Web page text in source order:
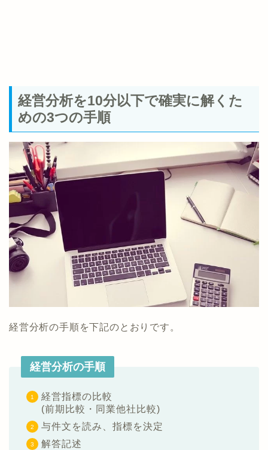
経営分析を10分以下で確実に解くた
めの3つの手順
経営分析の手順を下記のとおりです。
経営分析の手順
経営指標の比較
(前期比較・同業他社比較)
与件文を読み、指標を決定
解答記述